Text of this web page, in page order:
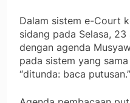
Dalam sistem e-Court
sidang pada Selasa,
dengan agenda
pada sistem yang
“ditunda: baca putusan.”